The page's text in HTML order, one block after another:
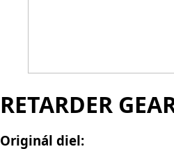
RETARDER
Originál diel: